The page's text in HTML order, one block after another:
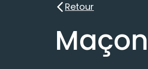
Retour
Retour